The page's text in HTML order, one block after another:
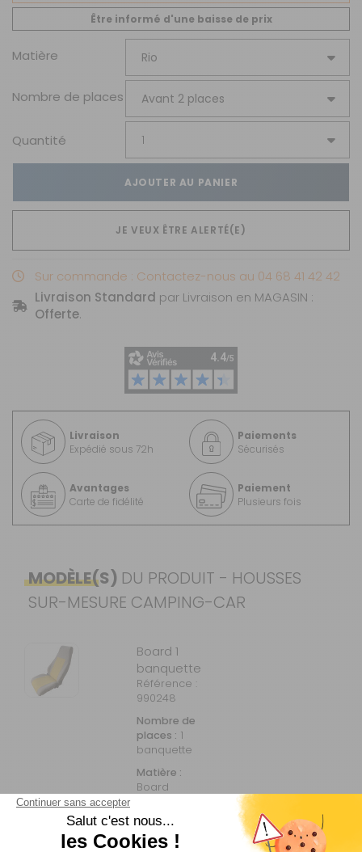
Être informé d'une baisse de prix
Matière
Nombre de places
Quantité
AJOUTER AU PANIER
JE VEUX ÊTRE ALERTÉ(E)
Sur commande : Contactez-nous au 04 68 41 42 42
Livraison Standard par Livraison en MAGASIN :
Offerte.
Livraison
Expédié sous 72h
Paiements
Sécurisés
Avantages
Carte de fidélité
Paiement
Plusieurs fois
MODÈLE(S) DU PRODUIT - HOUSSES
SUR-MESURE CAMPING-CAR
Board 1
banquette
Référence :
990248
Nombre de
places : 1
banquette
Matière :
Board
260 €
TTC
Disponibilité :
Livraison à Domicile
Sur commande : Contactez-nous au 04 68